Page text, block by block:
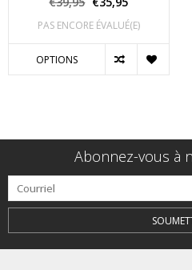
PAS ENCORE ÉVALUÉ(E)
OPTIONS
Abonnez-vous à